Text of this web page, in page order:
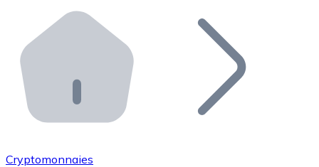
Distributeurs automatiques Bitnovo
Intégrez un ATM Bitnovo dans votre entreprise et
API Bitnovo
Intégrez notre API dans votre écosystème.
Rejoignez notre réseau de distributeurs et
Cryptomonnaies